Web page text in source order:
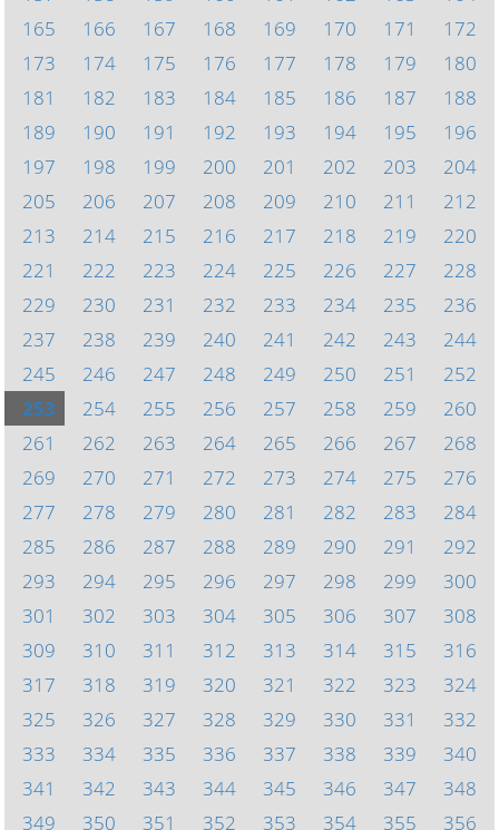
165
166 167 168 169 170 171
172
173
174 175 176 177 178 179
180
181
182 183 184 185 186 187
188
189
190 191 192 193 194 195
196
197
198 199 200 201 202 203
204
205
206 207 208 209 210 211
212
213
214 215 216 217 218 219
220
221
222 223 224 225 226 227
228
229
230 231 232 233 234 235
236
237
238 239 240 241 242 243
244
245
246 247 248 249 250 251
252
253
254 255 256 257 258 259
260
261
262 263 264 265 266 267
268
269
270 271 272 273 274 275
276
277
278 279 280 281 282 283
284
285
286 287 288 289 290 291
292
293
294 295 296 297 298 299
300
301
302 303 304 305 306 307
308
309
310 311 312 313 314 315
316
317
318 319 320 321 322 323
324
325
326 327 328 329 330 331
332
333
334 335 336 337 338 339
340
341
342 343 344 345 346 347
348
349
350 351 352 353 354 355 356